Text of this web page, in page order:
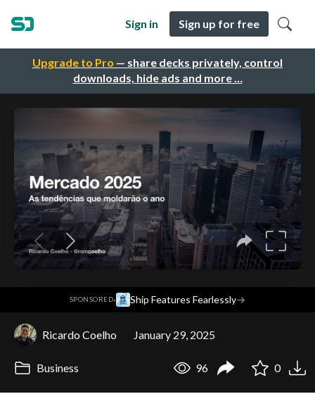
Upgrade to Pro — share decks privately, control
downloads, hide ads and more …
Sign in Sign up for free
SPONSORED· Ship Features Fearlessly→
Ricardo Coelho January 29, 2025
Business 96 0